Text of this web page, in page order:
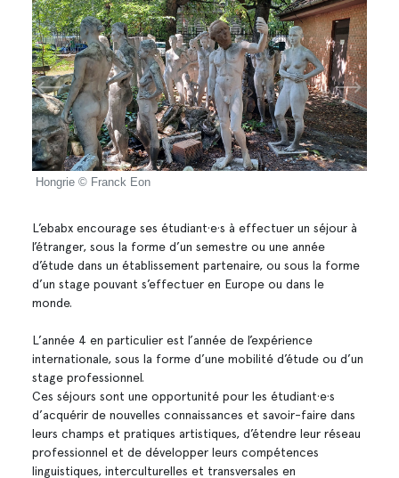
Hongrie © Franck Eon
L’ebabx encourage ses étudiant·e·s à effectuer un séjour à
l’étranger, sous la forme d’un semestre ou une année
d’étude dans un établissement partenaire, ou sous la forme
d’un stage pouvant s’effectuer en Europe ou dans le
monde.
L’année 4 en particulier est l’année de l’expérience
internationale, sous la forme d’une mobilité d’étude ou d’un
stage professionnel.
Ces séjours sont une opportunité pour les étudiant·e·s
d’acquérir de nouvelles connaissances et savoir-faire dans
leurs champs et pratiques artistiques, d’étendre leur réseau
professionnel et de développer leurs compétences
linguistiques, interculturelles et transversales en